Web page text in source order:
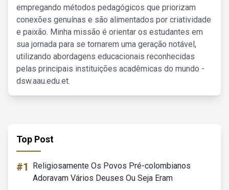
empregando métodos pedagógicos que priorizam
conexões genuínas e são alimentados por criatividade
e paixão. Minha missão é orientar os estudantes em
sua jornada para se tornarem uma geração notável,
utilizando abordagens educacionais reconhecidas
pelas principais instituições acadêmicas do mundo -
dsw.aau.edu.et.
Top Post
#1
Religiosamente Os Povos Pré-colombianos
Adoravam Vários Deuses Ou Seja Eram